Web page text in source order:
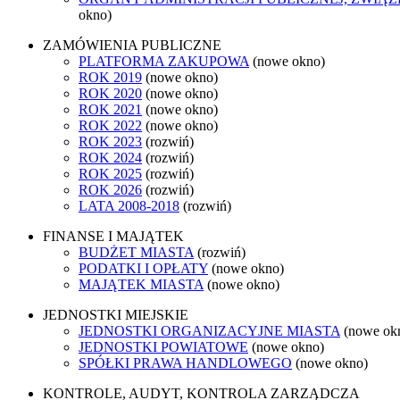
okno)
ZAMÓWIENIA PUBLICZNE
PLATFORMA ZAKUPOWA (nowe okno)
ROK 2019 (nowe okno)
ROK 2020 (nowe okno)
ROK 2021 (nowe okno)
ROK 2022 (nowe okno)
ROK 2023 (rozwiń)
ROK 2024 (rozwiń)
ROK 2025 (rozwiń)
ROK 2026 (rozwiń)
LATA 2008-2018 (rozwiń)
FINANSE I MAJĄTEK
BUDŻET MIASTA (rozwiń)
PODATKI I OPŁATY (nowe okno)
MAJĄTEK MIASTA (nowe okno)
JEDNOSTKI MIEJSKIE
JEDNOSTKI ORGANIZACYJNE MIASTA (nowe
JEDNOSTKI POWIATOWE (nowe okno)
SPÓŁKI PRAWA HANDLOWEGO (nowe okno)
KONTROLE, AUDYT, KONTROLA ZARZĄDCZA